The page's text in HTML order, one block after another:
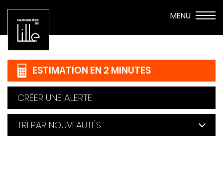
ESTIMATION EN 2 MINUTES
CRÉER UNE ALERTE